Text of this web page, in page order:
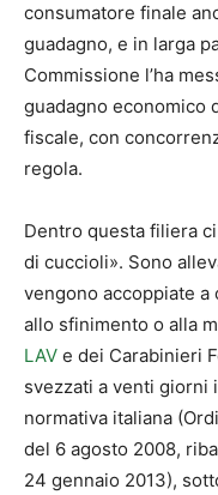
consumatore finale
guadagno, e in larga
Commissione l’ha
guadagno economico
fiscale, con
regola.
Dentro questa filiera
di cuccioli». Sono
vengono accoppiate a
allo sfinimento o alla
LAV e dei Carabinieri
svezzati a venti giorni
normativa italiana
del 6 agosto 2008,
24 gennaio 2013),